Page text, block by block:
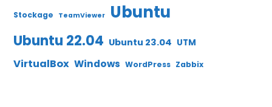
Stockage TeamViewer Ubuntu
Ubuntu 22.04 Ubuntu 23.04 UTM
VirtualBox Windows WordPress Zabbix